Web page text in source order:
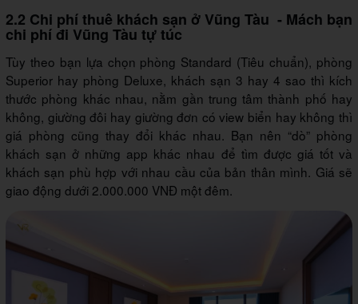
2.2 Chi phí thuê khách sạn ở Vũng Tàu - Mách bạn
chi phí đi Vũng Tàu tự túc
Tùy theo bạn lựa chọn phòng Standard (Tiêu chuẩn), phòng
Superior hay phòng Deluxe, khách sạn 3 hay 4 sao thì kích
thước phòng khác nhau, nằm gần trung tâm thành phố hay
không, giường đôi hay giường đơn có view biển hay không thì
giá phòng cũng thay đổi khác nhau. Bạn nên “dò” phòng
khách sạn ở những app khác nhau để tìm được giá tốt và
khách sạn phù hợp với nhau cầu của bản thân mình. Giá sẽ
giao động dưới 2.000.000 VNĐ một đêm.